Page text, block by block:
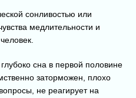
сонливостью или
медлительности и
сна в первой половине
заторможен, плохо
не реагирует на